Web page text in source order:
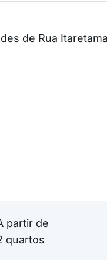
de Rua
partir de
quartos